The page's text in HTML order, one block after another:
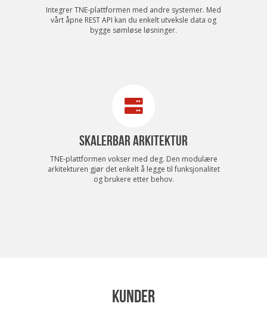
Integrer TNE-plattformen med andre systemer. Med
vårt åpne REST API kan du enkelt utveksle data og
bygge sømløse løsninger.
SKALERBAR ARKITEKTUR
TNE-plattformen vokser med deg. Den modulære
arkitekturen gjør det enkelt å legge til funksjonalitet
og brukere etter behov.
KUNDER